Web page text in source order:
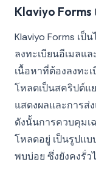
Klaviyo
Klaviyo Forms เ
ลงทะเบียนอีเมลแ
เนื้อหาที่ต้องลงทะ
โหลดเป็นสคริปต์แ
แสดงผลและการส่
ดังนั้นการควบคุมเ
โหลดอยู่ เป็นรูปแ
พบบ่อย ซึ่งยังคงรั่